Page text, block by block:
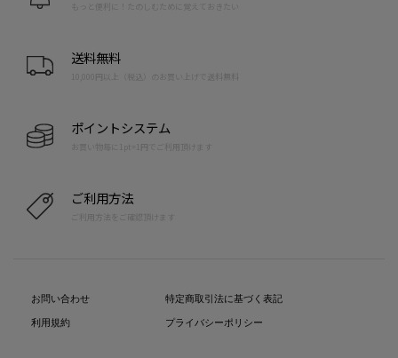
もっと便利に！たのしむために覚えておきたい
送料無料
10,000円以上（税込）のお買い上げで送料無料
ポイントシステム
お買い物毎に1pt=1円でご利用頂けます
ご利用方法
ご利用方法をご確認頂けます
お問い合わせ
利用規約
特定商取引法に基づく表記
プライバシーポリシー